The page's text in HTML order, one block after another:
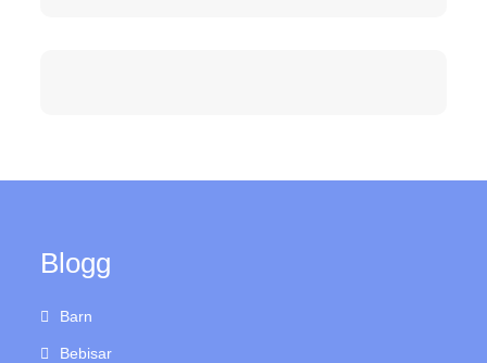
Blogg
Barn
Bebisar